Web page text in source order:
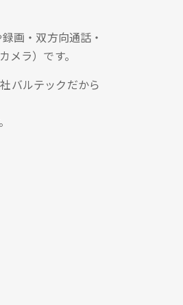
画・双方向通話・
ラ）です。
バルテックだから